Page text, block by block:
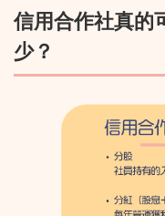
信用合作社真的
少？